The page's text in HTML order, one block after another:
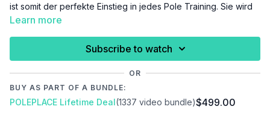
ist somit der perfekte Einstieg in jedes Pole Training. Sie wird
auch gerne in Choreografien genutzt, da sie wunderschön
Bitte achte darauf, dich vor der Ausübung dieses Tutorials
ausreichend aufzuwärmen um Verletzungen zu vermeiden und
vorzubeugen.
Learn more
Subscribe to watch
OR
BUY AS PART OF A BUNDLE:
POLEPLACE Lifetime Deal(1337 video bundle)$499.00